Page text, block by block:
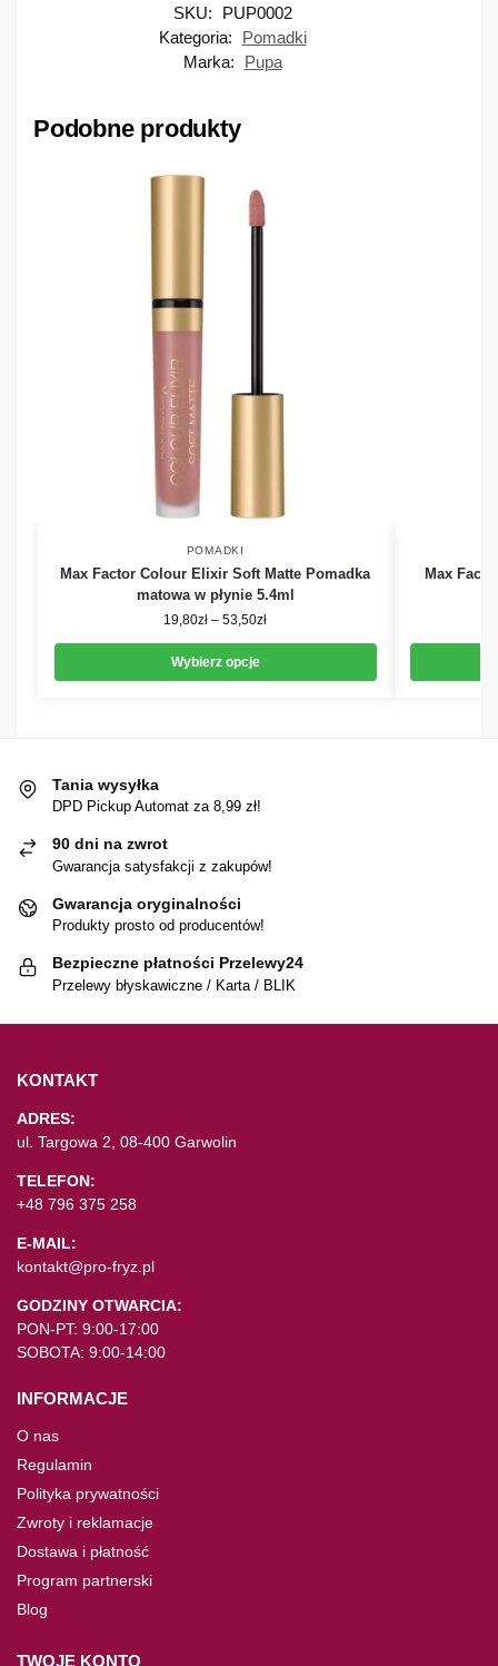
SKU:
PUP0002
Kategoria:
Pomadki
Marka:
Pupa
Podobne produkty
POMADKI
Max Factor Colour Elixir Soft Matte Pomadka
matowa w płynie 5.4ml
19,80zł – 53,50zł
Wybierz opcje
Max
Tania wysyłka
DPD Pickup Automat za 8,99 zł!
90 dni na zwrot
Gwarancja satysfakcji z zakupów!
Gwarancja oryginalności
Produkty prosto od producentów!
Bezpieczne płatności Przelewy24
Przelewy błyskawiczne / Karta / BLIK
KONTAKT
ADRES:
ul. Targowa 2, 08-400 Garwolin
TELEFON:
+48 796 375 258
E-MAIL:
kontakt@pro-fryz.pl
GODZINY OTWARCIA:
PON-PT: 9:00-17:00
SOBOTA: 9:00-14:00
INFORMACJE
O nas
Regulamin
Polityka prywatności
Zwroty i reklamacje
Dostawa i płatność
Program partnerski
Blog
TWOJE KONTO